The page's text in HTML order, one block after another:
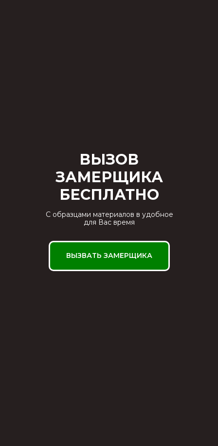
ВЫЗВАТЬ ЗАМЕРЩИКА
С образцами материалов в удобное
для Вас время
ВЫЗОВ
ЗАМЕРЩИКА
БЕСПЛАТНО